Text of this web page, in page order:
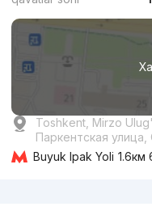
Toshkent, Mirzo
Паркентская
Buyuk Ipak Yoli 1.6км